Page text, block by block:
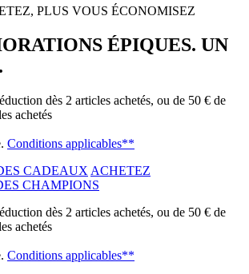
PLUS VOUS ÉCONOMISEZ
ÉPIQUES. UN
dès 2 articles achetés, ou de 50 € de
achetés
Conditions applicables**
CADEAUX ACHETEZ
CHAMPIONS
dès 2 articles achetés, ou de 50 € de
achetés
Conditions applicables**